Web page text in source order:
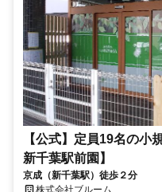
【公式】定員19名の
新千葉駅前園】
京成（新千葉駅）徒歩２分
株式会社ブルーム